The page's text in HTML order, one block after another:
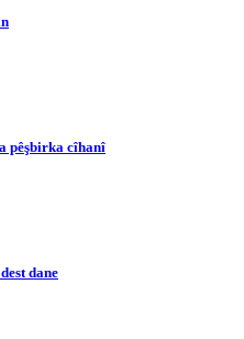
pêşbirka cîhanî
dane